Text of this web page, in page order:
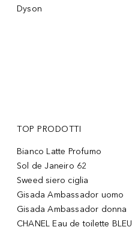
Dyson
TOP PRODOTTI
Bianco Latte Profumo
Sol de Janeiro 62
Sweed siero ciglia
Gisada Ambassador uomo
Gisada Ambassador donna
CHANEL Eau de toilette BLEU